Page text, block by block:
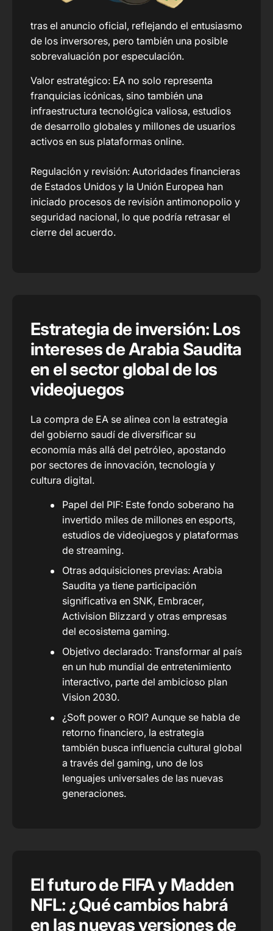
tras el anuncio oficial, reflejando el entusiasmo
de los inversores, pero también una posible
sobrevaluación por especulación.
Valor estratégico: EA no solo representa
franquicias icónicas, sino también una
infraestructura tecnológica valiosa, estudios
de desarrollo globales y millones de usuarios
activos en sus plataformas online.
Regulación y revisión: Autoridades financieras
de Estados Unidos y la Unión Europea han
iniciado procesos de revisión antimonopolio y
seguridad nacional, lo que podría retrasar el
cierre del acuerdo.
Estrategia de inversión: Los
intereses de Arabia Saudita
en el sector global de los
videojuegos
La compra de EA se alinea con la estrategia
del gobierno saudí de diversificar su
economía más allá del petróleo, apostando
por sectores de innovación, tecnología y
cultura digital.
Papel del PIF: Este fondo soberano ha
invertido miles de millones en esports,
estudios de videojuegos y plataformas
de streaming.
Otras adquisiciones previas: Arabia
Saudita ya tiene participación
significativa en SNK, Embracer,
Activision Blizzard y otras empresas
del ecosistema gaming.
Objetivo declarado: Transformar al país
en un hub mundial de entretenimiento
interactivo, parte del ambicioso plan
Vision 2030.
¿Soft power o ROI? Aunque se habla de
retorno financiero, la estrategia
también busca influencia cultural global
a través del gaming, uno de los
lenguajes universales de las nuevas
generaciones.
El futuro de FIFA y Madden
NFL: ¿Qué cambios habrá
en las nuevas versiones de